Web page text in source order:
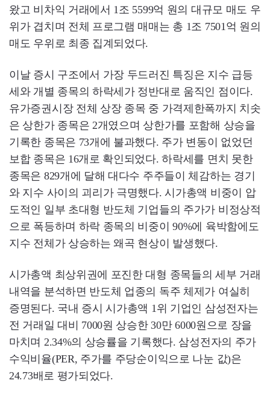
왔고 비차익 거래에서 1조 5599억 원의 대규모 매도 우
위가 겹치며 전체 프로그램 매매는 총 1조 7501억 원의
매도 우위로 최종 집계되었다.
이날 증시 구조에서 가장 두드러진 특징은 지수 급등
세와 개별 종목의 하락세가 정반대로 움직인 점이다.
유가증권시장 전체 상장 종목 중 가격제한폭까지 치솟
은 상한가 종목은 2개였으며 상한가를 포함해 상승을
기록한 종목은 73개에 불과했다. 주가 변동이 없었던
보합 종목은 16개로 확인되었다. 하락세를 면치 못한
종목은 829개에 달해 대다수 주주들이 체감하는 경기
와 지수 사이의 괴리가 극명했다. 시가총액 비중이 압
도적인 일부 초대형 반도체 기업들의 주가가 비정상적
으로 폭등하며 하락 종목의 비중이 90%에 육박함에도
지수 전체가 상승하는 왜곡 현상이 발생했다.
시가총액 최상위권에 포진한 대형 종목들의 세부 거래
내역을 분석하면 반도체 업종의 독주 체제가 여실히
증명된다. 국내 증시 시가총액 1위 기업인 삼성전자는
전 거래일 대비 7000원 상승한 30만 6000원으로 장을
마치며 2.34%의 상승률을 기록했다. 삼성전자의 주가
수익비율(PER, 주가를 주당순이익으로 나눈 값)은
24.73배로 평가되었다.